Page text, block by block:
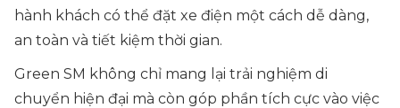
hành khách có thể đặt xe điện một cách dễ dàng,
an toàn và tiết kiệm thời gian.
Green SM không chỉ mang lại trải nghiệm di
chuyển hiện đại mà còn góp phần tích cực vào việc